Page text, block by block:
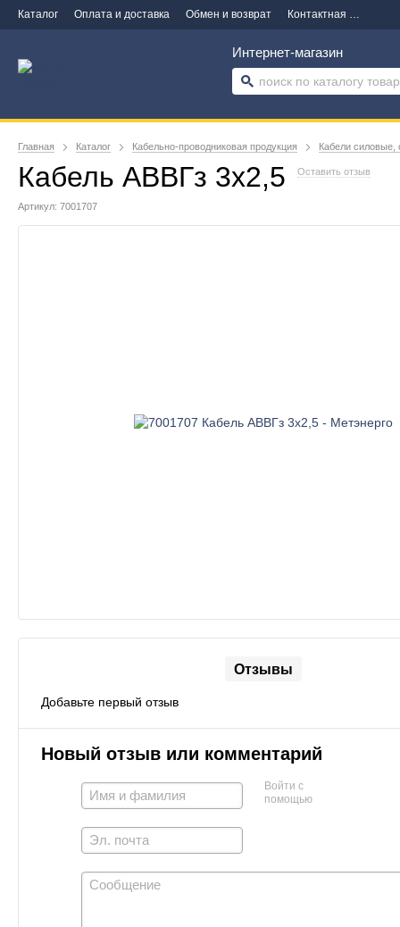
Каталог Оплата и доставка Обмен и возврат Контактная информация
Интернет-магазин
Главная Каталог Кабельно-проводниковая продукция Кабели силовые,
Кабель АВВГз 3х2,5 Оставить отзыв
Артикул: 7001707
Отзывы
Добавьте первый отзыв
Новый отзыв или комментарий
Войти с
помощью